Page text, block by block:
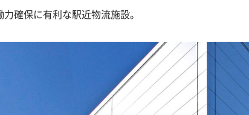
確保に有利な駅近物流施設。